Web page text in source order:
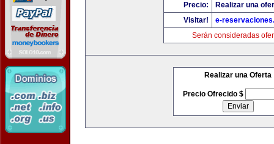
Precio:
Realizar una
Visitar!
e-
Serán consideradas
Realizar una Oferta
Precio Ofrecido $